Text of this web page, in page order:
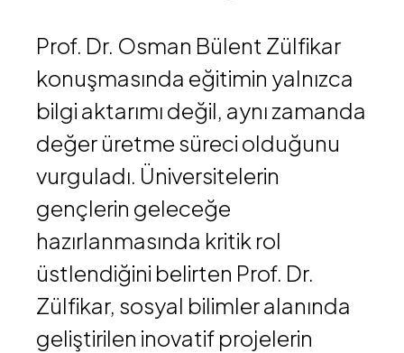
Prof. Dr. Osman Bülent Zülfikar
konuşmasında eğitimin yalnızca
bilgi aktarımı değil, aynı zamanda
değer üretme süreci olduğunu
vurguladı. Üniversitelerin
gençlerin geleceğe
hazırlanmasında kritik rol
üstlendiğini belirten Prof. Dr.
Zülfikar, sosyal bilimler alanında
geliştirilen inovatif projelerin